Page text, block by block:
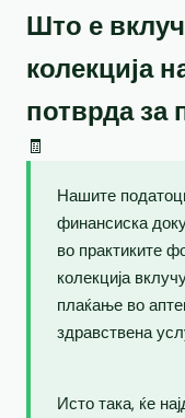
Што е
колекција
потврда за
🧾
Нашите
финансиска
во практиките
колекција
плаќање во
здравствена
Исто така, ќе